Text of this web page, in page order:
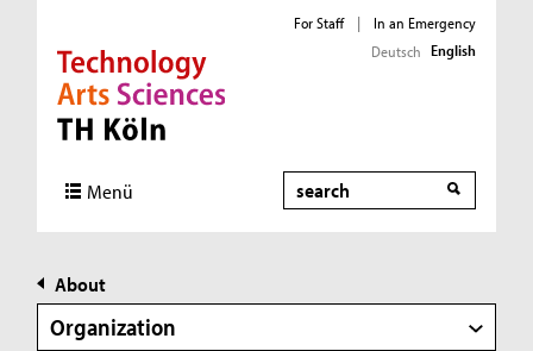
Direkt zur Hauptnavigation
Direkt zur Subnavigation
Direkt zum Inhalt
Direkt zum Fußbereich
For Staff |
In an Emergency
Deutsch English
Menü Search
About
Organization